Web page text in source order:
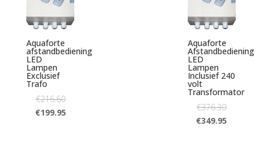
Aquaforte
afstandbediening
LED
Lampen
Exclusief
Trafo
€216.60
€199.95
Aquaforte
Afstandbediening
LED
Lampen
Inclusief 240
volt
Transformator
€376.30
€349.95